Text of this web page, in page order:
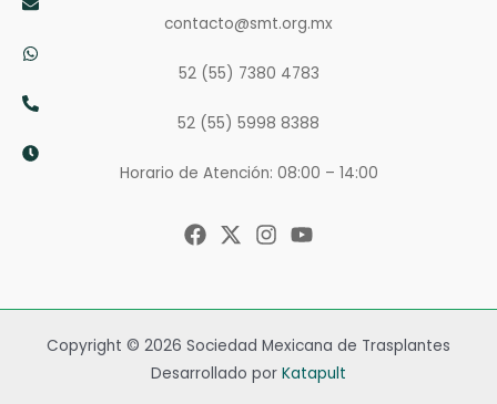
contacto@smt.org.mx
52 (55) 7380 4783
52 (55) 5998 8388
Horario de Atención: 08:00 – 14:00
Copyright © 2026 Sociedad Mexicana de Trasplantes
Desarrollado por Katapult